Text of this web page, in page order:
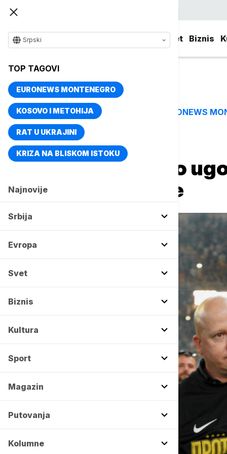
Svet Biznis
Srpski
TOP TAGOVI
EURONEWS MONTENEGRO
KOSOVO I METOHIJA
RAT U UKRAJINI
KRIZA NA BLISKOM ISTOKU
Najnovije
Srbija
Evropa
Svet
Biznis
Kultura
Sport
Magazin
Putovanja
Kolumne
TOP TAGOVI EURONEWS
Naslovna Sport
Nikolić produžio
do 2029. godine